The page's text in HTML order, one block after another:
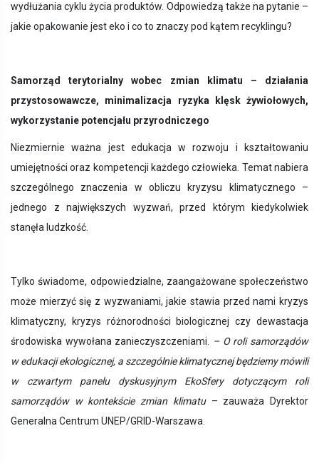
wydłużania cyklu życia produktów. Odpowiedzą także na pytanie –
jakie opakowanie jest eko i co to znaczy pod kątem recyklingu?
Samorząd terytorialny wobec zmian klimatu – działania
przystosowawcze, minimalizacja ryzyka klęsk żywiołowych,
wykorzystanie potencjału przyrodniczego
Niezmiernie ważna jest edukacja w rozwoju i kształtowaniu
umiejętności oraz kompetencji każdego człowieka. Temat nabiera
szczególnego znaczenia w obliczu kryzysu klimatycznego –
jednego z największych wyzwań, przed którym kiedykolwiek
stanęła ludzkość.
Tylko świadome, odpowiedzialne, zaangażowane społeczeństwo
może mierzyć się z wyzwaniami, jakie stawia przed nami kryzys
klimatyczny, kryzys różnorodności biologicznej czy dewastacja
środowiska wywołana zanieczyszczeniami. – O roli samorządów
w edukacji ekologicznej, a szczególnie klimatycznej będziemy mówili
w czwartym panelu dyskusyjnym EkoSfery dotyczącym roli
samorządów w kontekście zmian klimatu– zauważa Dyrektor
Generalna Centrum UNEP/GRID-Warszawa.